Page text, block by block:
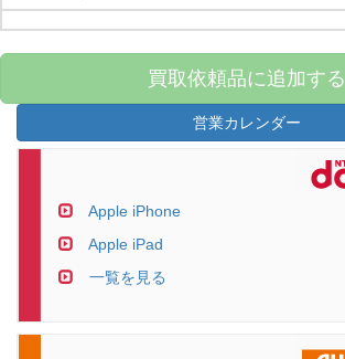
買取依頼品に追加する
営業カレンダー
Apple iPhone
Apple iPad
一覧を見る